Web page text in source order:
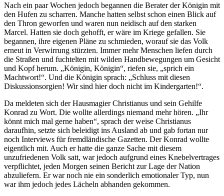
Nach ein paar Wochen jedoch begannen die Berater der Königin mit
den Hufen zu scharren. Manche hatten selbst schon einen Blick auf
den Thron geworfen und waren nun neidisch auf den starken
Marcel. Hatten sie doch gehofft, er wäre im Kriege gefallen. Sie
begannen, ihre eigenen Pläne zu schmieden, worauf sie das Volk
erneut in Verwirrung stürzten. Immer mehr Menschen liefen durch
die Straßen und fuchtelten mit wilden Handbewegungen um Gesicht
und Kopf herum. „Königin, Königin“, riefen sie, „sprich ein
Machtwort!“. Und die Königin sprach: „Schluss mit diesen
Diskussionsorgien! Wir sind hier doch nicht im Kindergarten!“.
Da meldeten sich der Hausmagier Christianus und sein Gehilfe
Konrad zu Wort. Die wollte allerdings niemand mehr hören. „Ihr
könnt mich mal gerne haben“, sprach der weise Christianus
daraufhin, setzte sich beleidigt ins Ausland ab und gab fortan nur
noch Interviews für fremdländische Gazetten. Der Konrad wollte
eigentlich mit. Auch er hatte die ganze Sache mit diesem
unzufriedenen Volk satt, war jedoch aufgrund eines Knebelvertrages
verpflichtet, jeden Morgen seinen Bericht zur Lage der Nation
abzuliefern. Er war noch nie ein sonderlich emotionaler Typ, nun
war ihm jedoch jedes Lächeln abhanden gekommen.